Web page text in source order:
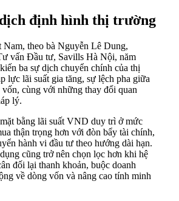
định hình thị trường
theo bà Nguyễn Lê Dung,
vấn Đầu tư, Savills Hà Nội, năm
ba sự dịch chuyển chính của thị
lực lãi suất gia tăng, sự lệch pha giữa
cùng với những thay đổi quan
lý.
bằng lãi suất VND duy trì ở mức
thận trọng hơn với đòn bẩy tài chính,
hành vi đầu tư theo hướng dài hạn.
cũng trở nên chọn lọc hơn khi hệ
đối lại thanh khoản, buộc doanh
về dòng vốn và nâng cao tính minh